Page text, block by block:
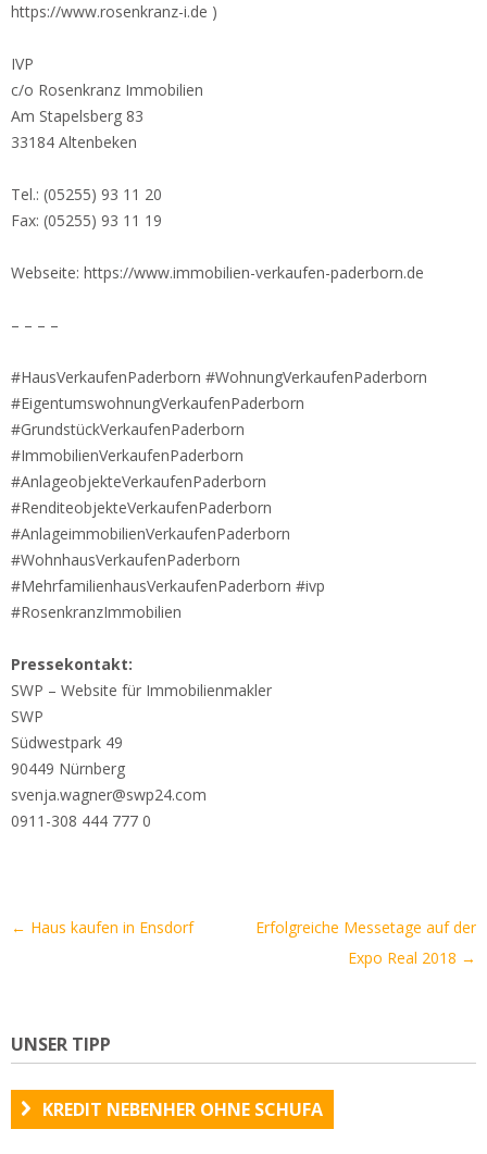
https://www.rosenkranz-i.de )
IVP
c/o Rosenkranz Immobilien
Am Stapelsberg 83
33184 Altenbeken
Tel.: (05255) 93 11 20
Fax: (05255) 93 11 19
Webseite: https://www.immobilien-verkaufen-paderborn.de
– – – –
#HausVerkaufenPaderborn #WohnungVerkaufenPaderborn
#EigentumswohnungVerkaufenPaderborn
#GrundstückVerkaufenPaderborn
#ImmobilienVerkaufenPaderborn
#AnlageobjekteVerkaufenPaderborn
#RenditeobjekteVerkaufenPaderborn
#AnlageimmobilienVerkaufenPaderborn
#WohnhausVerkaufenPaderborn
#MehrfamilienhausVerkaufenPaderborn #ivp
#RosenkranzImmobilien
Pressekontakt:
SWP – Website für Immobilienmakler
SWP
Südwestpark 49
90449 Nürnberg
svenja.wagner@swp24.com
0911-308 444 777 0
Artikel-
← Haus kaufen in Ensdorf
Erfolgreiche Messetage auf der
Expo Real 2018 →
UNSER TIPP
KREDIT NEBENHER OHNE SCHUFA